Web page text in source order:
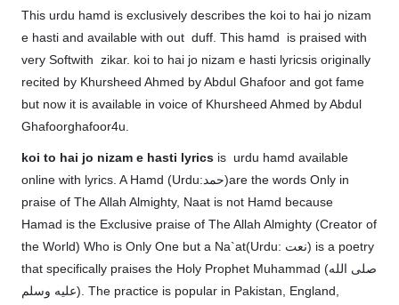
This urdu hamd is exclusively describes the koi to hai jo nizam
e hasti and available with out duff. This hamd is praised with
very Softwith zikar. koi to hai jo nizam e hasti lyricsis originally
recited by Khursheed Ahmed by Abdul Ghafoor and got fame
but now it is available in voice of Khursheed Ahmed by Abdul
Ghafoorghafoor4u.
koi to hai jo nizam e hasti lyrics is urdu hamd available
online with lyrics. A Hamd (Urdu:حمد)are the words Only in
praise of The Allah Almighty, Naat is not Hamd because
Hamad is the Exclusive praise of The Allah Almighty (Creator of
the World) Who is Only One but a Na`at(Urdu: نعت‎) is a poetry
that specifically praises the Holy Prophet Muhammad (صلى الله
عليه وسلم). The practice is popular in Pakistan, England,